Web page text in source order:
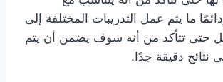
ما يتم عمل التدريبات المختلفة إلى
حتى تتأكد من أنه سوف يضمن أن يتم
نتائج دقيقة جدًا.